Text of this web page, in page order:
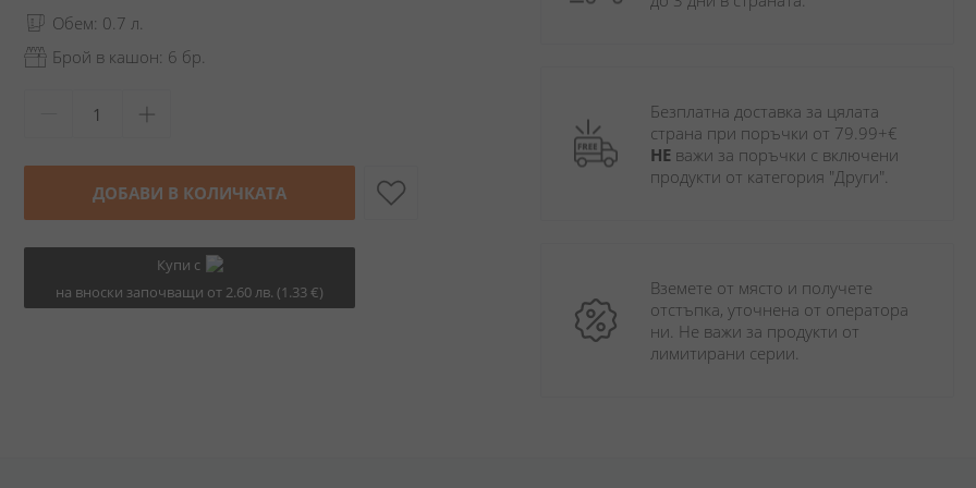
Обем: 0.7 л.
Брой в кашон: 6 бр.
ДОБАВИ В КОЛИЧКАТА
Купи с
на вноски започващи от 2.60 лв. (1.33 €)
Безплатна доставка за цялата
НЕ важи за поръчки с включени
продукти от категория "Други".
Вземете от място и получете
отстъпка, уточнена от оператора
ни. Не важи за продукти от
лимитирани серии.